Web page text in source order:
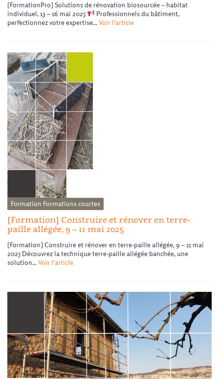
[FormationPro] Solutions de rénovation biosourcée – habitat
individuel, 13 – 16 mai 2025
Professionnels du bâtiment,
perfectionnez votre expertise...Voir l'article
Formation Formations courtes
[Formation] Construire et rénover en terre-
paille allégée, 9 – 11 mai 2025
[Formation] Construire et rénover en terre-paille allégée, 9 – 11 mai
2025 Découvrez la technique terre-paille allégée banchée, une
solution...Voir l'article